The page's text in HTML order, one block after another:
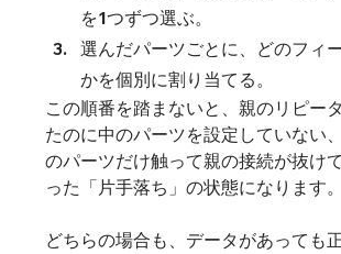
を1つずつ選ぶ。
選んだパーツごとに、どのフィ
かを個別に割り当てる。
この順番を踏まないと、親のリピー
たのに中のパーツを設定していない
のパーツだけ触って親の接続が抜け
った「片手落ち」の状態になります。
どちらの場合も、データがあっても